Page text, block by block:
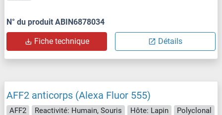
N° du produit ABIN6878034
Fiche technique Détails
AFF2 anticorps (Alexa Fluor 555)
AFF2 Reactivité: Humain, Souris Hôte: Lapin
Polyclonal